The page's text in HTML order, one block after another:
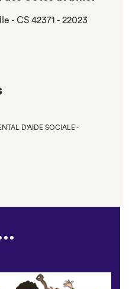
- CS 42371 - 22023
D'AIDE SOCIALE -